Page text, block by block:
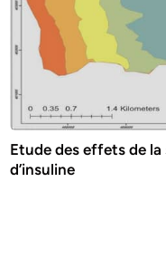
Etude des effets de
d’insuline